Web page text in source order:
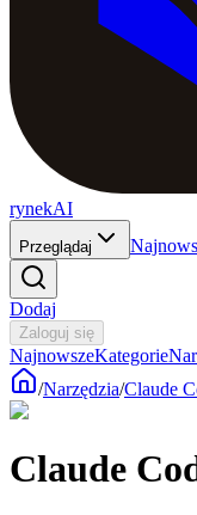
rynekAI
Przeglądaj
Dodaj
Zaloguj się
NajnowszeKategorie
/Narzędzia/Claude
Claude